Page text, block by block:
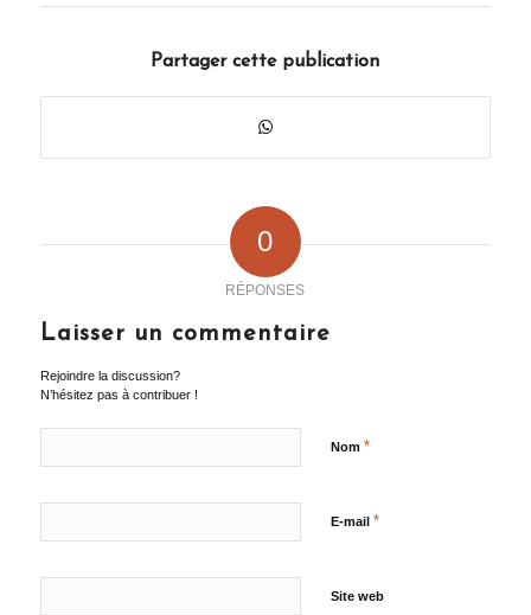
Partager cette publication
0
RÉPONSES
Laisser un commentaire
Rejoindre la discussion?
N’hésitez pas à contribuer !
Nom *
E-mail *
Site web